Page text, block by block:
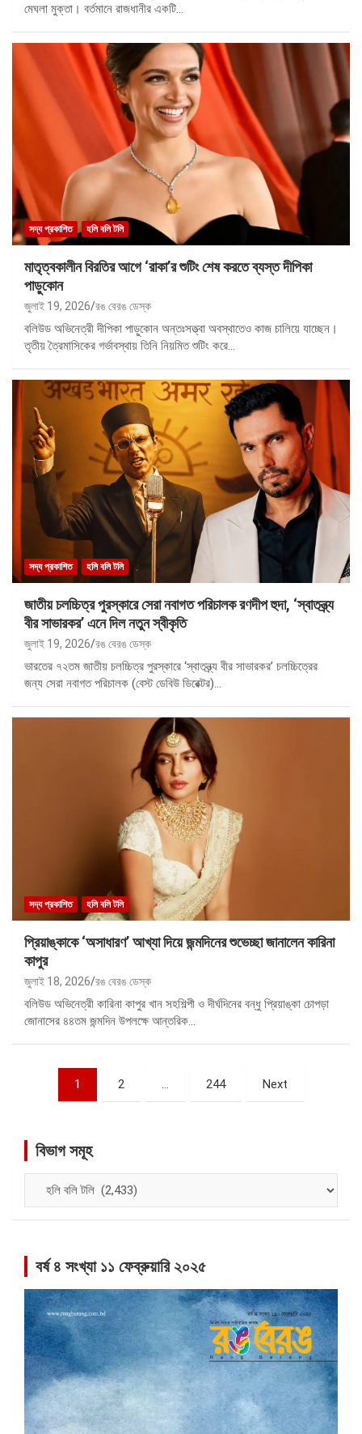
মেঘলা মুক্তা। বর্তমানে রাজধানীর একটি…
সদ্য প্রকাশিত হলি বলি টলি
মাতৃত্বকালীন বিরতির আগে ‘রাকা’র শুটিং শেষ করতে ব্যস্ত দীপিকা
পাড়ুকোন
জুলাই 19, 2026 রঙ বেরঙ ডেস্ক
বলিউড অভিনেত্রী দীপিকা পাড়ুকোন অন্তঃসত্ত্বা অবস্থাতেও কাজ চালিয়ে যাচ্ছেন।
তৃতীয় ত্রৈমাসিকের গর্ভাবস্থায় তিনি নিয়মিত শুটিং করে…
সদ্য প্রকাশিত হলি বলি টলি
জাতীয় চলচ্চিত্র পুরস্কারে সেরা নবাগত পরিচালক রণদীপ হুদা, ‘স্বাতন্ত্র্য
বীর সাভারকর’ এনে দিল নতুন স্বীকৃতি
জুলাই 19, 2026 রঙ বেরঙ ডেস্ক
ভারতের ৭২তম জাতীয় চলচ্চিত্র পুরস্কারে ‘স্বাতন্ত্র্য বীর সাভারকর’ চলচ্চিত্রের
জন্য সেরা নবাগত পরিচালক (বেস্ট ডেবিউ ডিরেক্টর)…
সদ্য প্রকাশিত হলি বলি টলি
প্রিয়াঙ্কাকে ‘অসাধারণ’ আখ্যা দিয়ে জন্মদিনের শুভেচ্ছা জানালেন কারিনা
কাপুর
জুলাই 18, 2026 রঙ বেরঙ ডেস্ক
বলিউড অভিনেত্রী কারিনা কাপুর খান সহশিল্পী ও দীর্ঘদিনের বন্ধু প্রিয়াঙ্কা চোপড়া
জোনাসের ৪৪তম জন্মদিন উপলক্ষে আন্তরিক…
ন্যাভিগেশন
1 2 … 244 Next
বিভাগ সমূহ
বর্ষ ৪ সংখ্যা ১১ ফেব্রুয়ারি ২০২৫